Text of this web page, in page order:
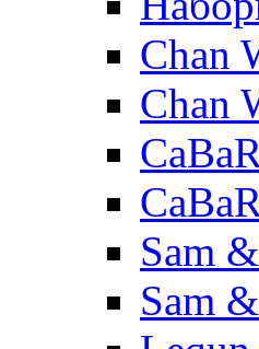
Chan
Chan
Sam
Sam